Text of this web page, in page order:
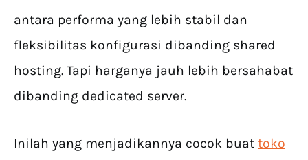
antara performa yang lebih stabil dan
fleksibilitas konfigurasi dibanding shared
hosting. Tapi harganya jauh lebih bersahabat
dibanding dedicated server.
Inilah yang menjadikannya cocok buat toko